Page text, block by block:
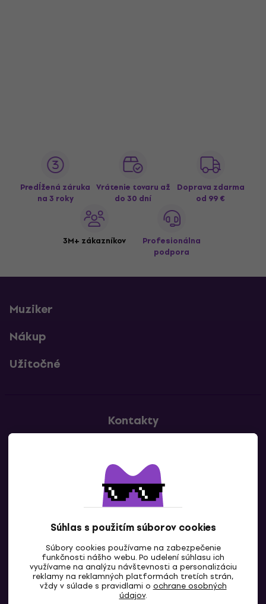
Súhlas s použitím súborov cookies
Súbory cookies používame na zabezpečenie
funkčnosti nášho webu. Po udelení súhlasu ich
využívame na analýzu návštevnosti a personalizáciu
reklamy na reklamných platformách tretích strán,
vždy v súlade s pravidlami o ochrane osobných
údajov.
Predĺžená záruka
na 3 roky
Vrátenie tovaru až
do 30 dní
Doprava zdarma
od 99 €
3M+ zákazníkov
Profesionálna
podpora
Muziker
Nákup
Užitočné
Kontakty
SK